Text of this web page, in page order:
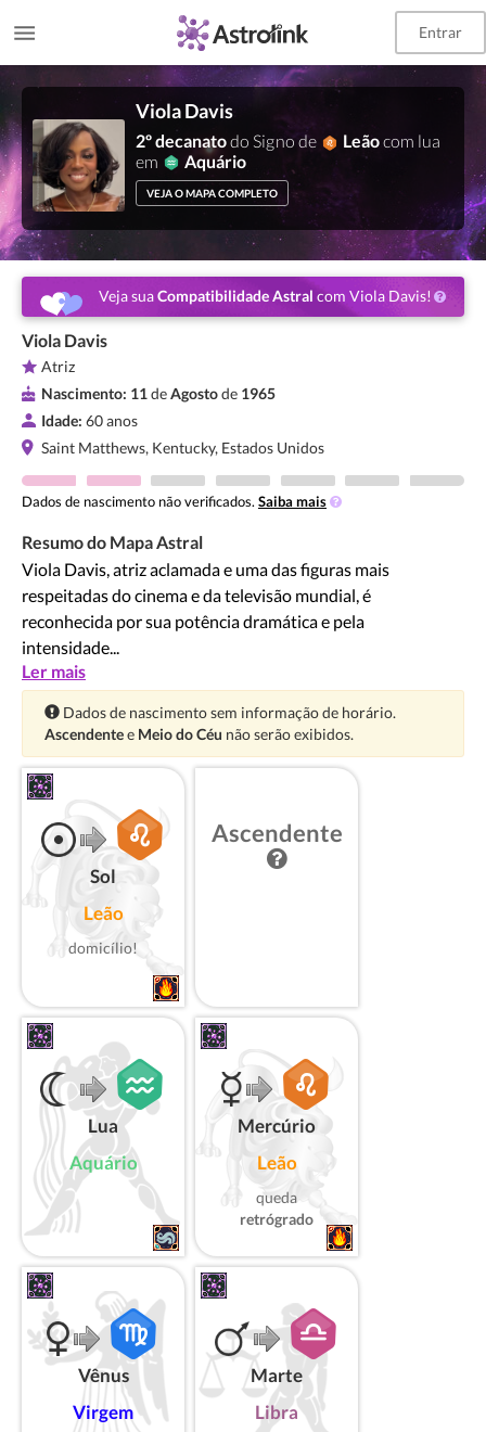
Entrar
Viola Davis
2º decanatodo Signo de Leãocom lua
em
Aquário
VEJA O MAPA COMPLETO
Veja suaCompatibilidade Astral com Viola Davis!
Viola Davis
Atriz
Nascimento: 11deAgostode 1965
Idade: 60 anos
Saint Matthews, Kentucky, Estados Unidos
Dados de nascimento não verificados. Saiba mais
Resumo do Mapa Astral
Viola Davis, atriz aclamada e uma das figuras mais
respeitadas do cinema e da televisão mundial, é
reconhecida por sua potência dramática e pela
intensidade...
Ler mais
Atenção:
Dados de nascimento sem informação de horário.
Ascendentee Meio do Céu não serão exibidos.
Sol
Leão
domicílio!
Ascendente
Lua
Aquário
Mercúrio
Leão
queda
retrógrado
Vênus
Virgem
Marte
Libra